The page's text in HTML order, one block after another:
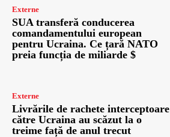
Externe
SUA transferă conducerea
comandamentului european
pentru Ucraina. Ce țară NATO
preia funcția de miliarde $
Externe
Livrările de rachete interceptoare
către Ucraina au scăzut la o
treime față de anul trecut